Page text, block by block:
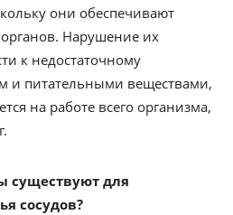
они обеспечивают
Нарушение их
к недостаточному
и питательными веществами,
на работе всего организма,
существуют для
сосудов?